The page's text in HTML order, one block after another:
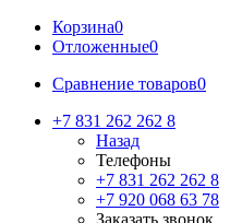
Корзина0
Отложенные0
Сравнение товаров0
+7 831 262 262 8
Назад
Телефоны
+7 831 262 262 8
+7 920 068 63 78
Заказать звонок